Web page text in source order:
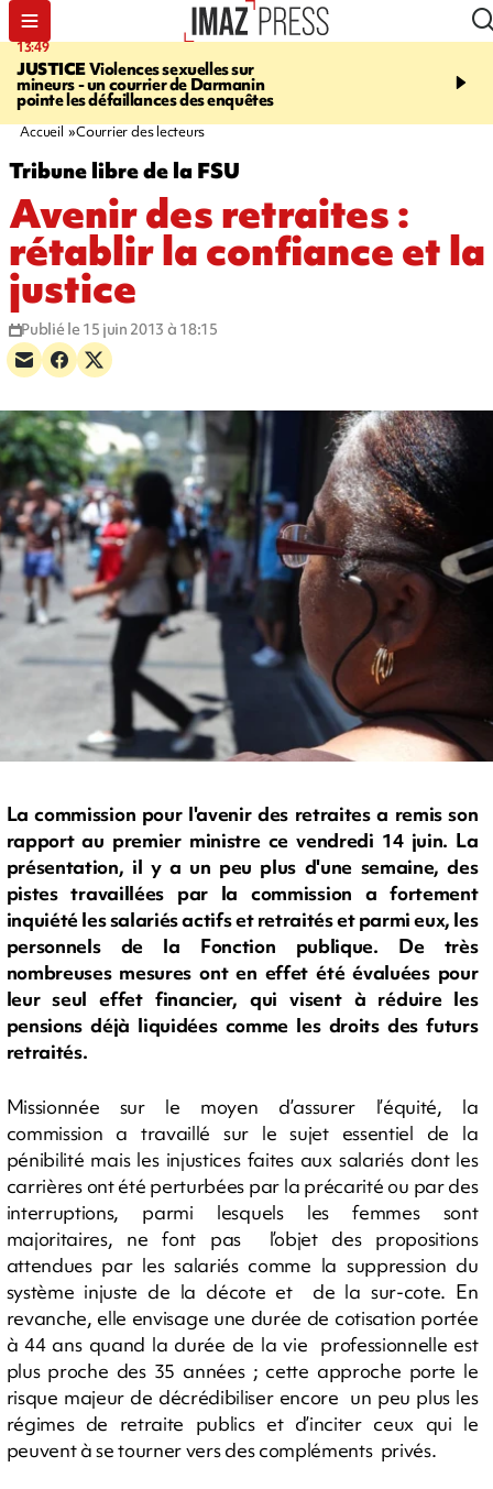
13:49
JUSTICEViolences sexuelles sur
mineurs - un courrier de Darmanin
pointe les défaillances des enquêtes
17:59
Corniche - la route du
Accueil Courrier des lecteurs
Tribune libre de la FSU
Avenir des retraites :
rétablir la confiance et la
justice
Publié le 15 juin 2013 à 18:15
La commission pour l'avenir des retraites a remis son
rapport au premier ministre ce vendredi 14 juin. La
présentation, il y a un peu plus d'une semaine, des
pistes travaillées par la commission a fortement
inquiété les salariés actifs et retraités et parmi eux, les
personnels de la Fonction publique. De très
nombreuses mesures ont en effet été évaluées pour
leur seul effet financier, qui visent à réduire les
pensions déjà liquidées comme les droits des futurs
retraités.
Missionnée sur le moyen d’assurer l’équité, la
commission a travaillé sur le sujet essentiel de la
pénibilité mais les injustices faites aux salariés dont les
carrières ont été perturbées par la précarité ou par des
interruptions, parmi lesquels les femmes sont
majoritaires, ne font pas l’objet des propositions
attendues par les salariés comme la suppression du
système injuste de la décote et de la sur-cote. En
revanche, elle envisage une durée de cotisation portée
à 44 ans quand la durée de la vie professionnelle est
plus proche des 35 années ; cette approche porte le
risque majeur de décrédibiliser encore un peu plus les
régimes de retraite publics et d’inciter ceux qui le
peuvent à se tourner vers des compléments privés.